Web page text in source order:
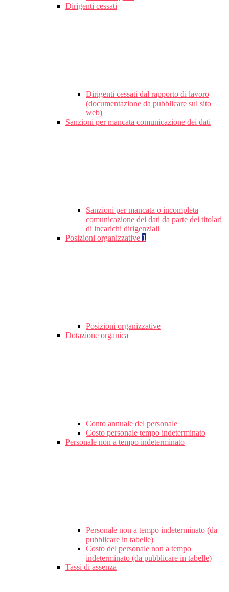
Dirigenti cessati
Dirigenti cessati dal rapporto di lavoro
(documentazione da pubblicare sul sito
web)
Sanzioni per mancata comunicazione dei dati
Sanzioni per mancata o incompleta
comunicazione dei dati da parte dei titolari
di incarichi dirigenziali
Posizioni organizzative 1
Posizioni organizzative
Dotazione organica
Conto annuale del personale
Costo personale tempo indeterminato
Personale non a tempo indeterminato
Personale non a tempo indeterminato (da
pubblicare in tabelle)
Costo del personale non a tempo
indeterminato (da pubblicare in tabelle)
Tassi di assenza